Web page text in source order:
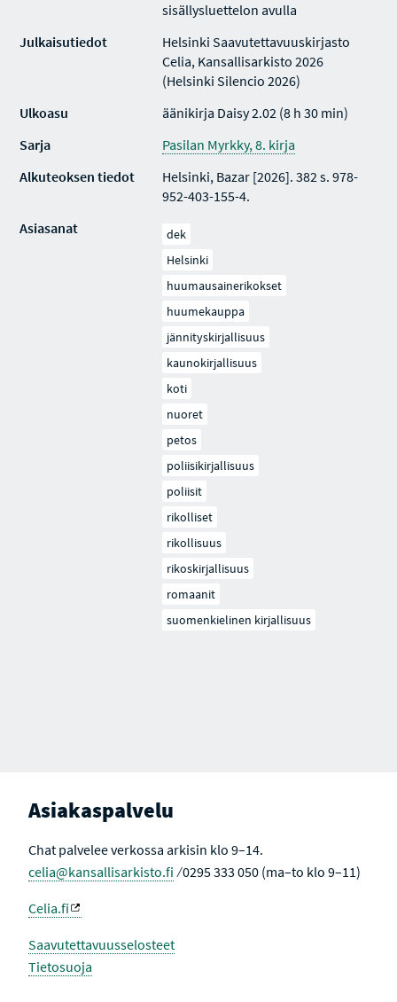
sisällysluettelon avulla
Julkaisutiedot
Helsinki Saavutettavuuskirjasto
Celia, Kansallisarkisto 2026
(Helsinki Silencio 2026)
Ulkoasu
äänikirja Daisy 2.02 (8 h 30 min)
Sarja
Pasilan Myrkky, 8. kirja
Alkuteoksen tiedot
Helsinki, Bazar [2026]. 382 s. 978-
952-403-155-4.
Asiasanat
dek
Helsinki
huumausainerikokset
huumekauppa
jännityskirjallisuus
kaunokirjallisuus
koti
nuoret
petos
poliisikirjallisuus
poliisit
rikolliset
rikollisuus
rikoskirjallisuus
romaanit
suomenkielinen kirjallisuus
Asiakaspalvelu
Chat palvelee verkossa arkisin klo 9–14.
celia@kansallisarkisto.fi ⁄ 0295 333 050 (ma–to klo 9–11)
Celia.fi
Saavutettavuusselosteet
Tietosuoja